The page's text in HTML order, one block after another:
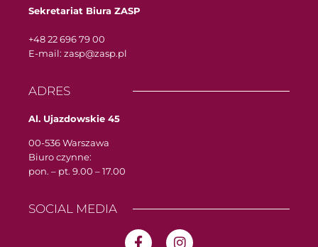
Sekretariat Biura ZASP
+48 22 696 79 00
E-mail: zasp@zasp.pl
ADRES
Al. Ujazdowskie 45
00-536 Warszawa
Biuro czynne:
pon. – pt. 9.00 – 17.00
SOCIAL MEDIA